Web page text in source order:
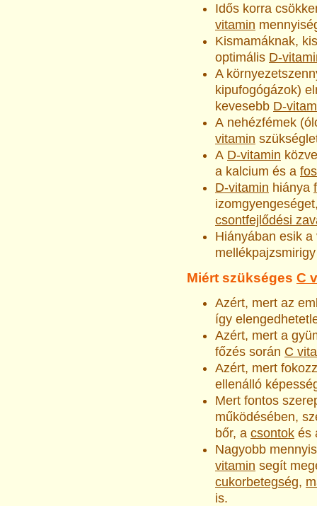
Idős korra
vitamin
Kismamáknak,
optimális D-
A
kipufogógázok)
kevesebb D-
A nehézfémek
vitamin
A D-vitamin
a kalcium és a
D-vitamin hiánya
csontfejlődési
Hiányában esik
Miért szükséges C
Azért, mert az
így
Azért, mert a
főzés során C
Azért, mert
ellenálló
Mert fontos
működésében,
bőr, a csontok és
Nagyobb
vitamin segít
cukorbetegség,
is.